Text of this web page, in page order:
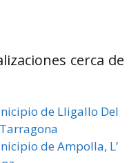
cerca de
de Lligallo Del
de Ampolla, L’